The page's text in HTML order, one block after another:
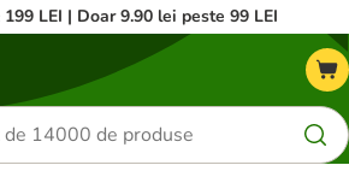
LEI | Doar 9.90 lei peste 99 LEI